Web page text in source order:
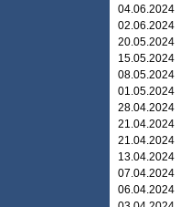
04.06.2024
02.06.2024
20.05.2024
15.05.2024
08.05.2024
01.05.2024
28.04.2024
21.04.2024
21.04.2024
13.04.2024
07.04.2024
06.04.2024